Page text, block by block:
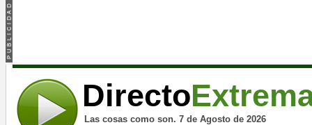
Directo
Las cosas como son. 7 de Agosto de 2026